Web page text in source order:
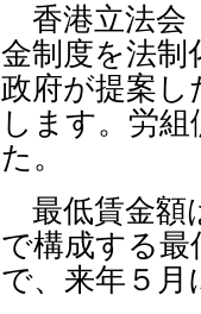
香港立法会
金制度を法制
政府が提案し
します。労
た。
最低賃金額
で構成する最
で、来年５